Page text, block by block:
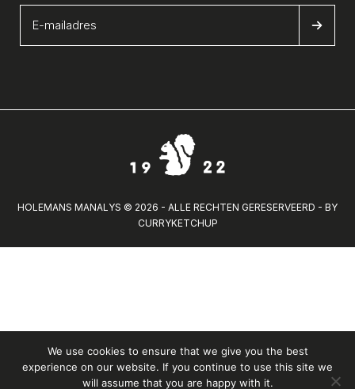
HOLEMANS MANALYS © 2026 - ALLE RECHTEN GERESERVEERD - BY
CURRYKETCHUP
We use cookies to ensure that we give you the best
experience on our website. If you continue to use this site we
will assume that you are happy with it.